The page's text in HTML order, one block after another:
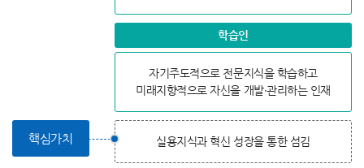
학습인
자기주도적으로 전문지식을 학습하고
미래지향적으로 자신을 개발∙관리하는 인재
핵심가치 실용지식과 혁신 성장을 통한 섬김